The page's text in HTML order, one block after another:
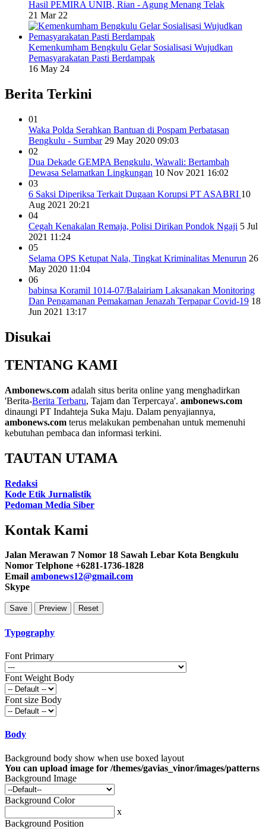
Hasil PEMIRA UNIB, Rian - Agung Menang Telak
21 Mar 22
Kemenkumham Bengkulu Gelar Sosialisasi Wujudkan
Pemasyarakatan Pasti Berdampak
16 May 24
Berita Terkini
01
Waka Polda Serahkan Bantuan di Pospam Perbatasan
Bengkulu - Sumbar 29 May 2020 09:03
02
Dua Dekade GEMPA Bengkulu, Wawali: Bertambah
Dewasa Selamatkan Lingkungan 10 Nov 2021 16:02
03
6 Saksi Diperiksa Terkait Dugaan Korupsi PT ASABRI 10
Aug 2021 20:21
04
Cegah Kenakalan Remaja, Polisi Dirikan Pondok Ngaji 5 Jul
2021 11:24
05
Selama OPS Ketupat Nala, Tingkat Kriminalitas Menurun 26
May 2020 11:04
06
babinsa Koramil 1014-07/Balairiam Laksanakan Monitoring
Dan Pengamanan Pemakaman Jenazah Terpapar Covid-19 18
Jun 2021 13:17
Disukai
TENTANG KAMI
Ambonews.com adalah situs berita online yang menghadirkan
'Berita-Berita Terbaru, Tajam dan Terpercaya'. ambonews.com
dinaungi PT Indahteja Suka Maju. Dalam penyajiannya,
ambonews.com terus melakukan pembenahan untuk memenuhi
kebutuhan pembaca dan informasi terkini.
TAUTAN UTAMA
Redaksi
Kode Etik Jurnalistik
Pedoman Media Siber
Kontak Kami
Jalan Merawan 7 Nomor 18 Sawah Lebar Kota Bengkulu
Nomor Telphone +6281-1736-1828
Email ambonews12@gmail.com
Skype
Typography
Font Primary
Font Weight Body
Font size Body
Body
Background body show when use boxed layout
You can upload image for /themes/gavias_vinor/images/patterns
Background Image
Background Color
x
Background Position